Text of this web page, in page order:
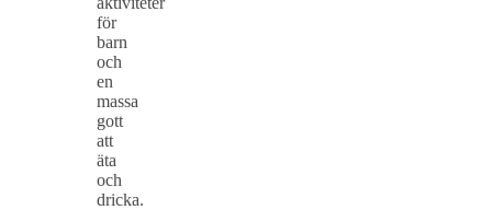
för
barn
och
en
massa
gott
att
äta
och
dricka.